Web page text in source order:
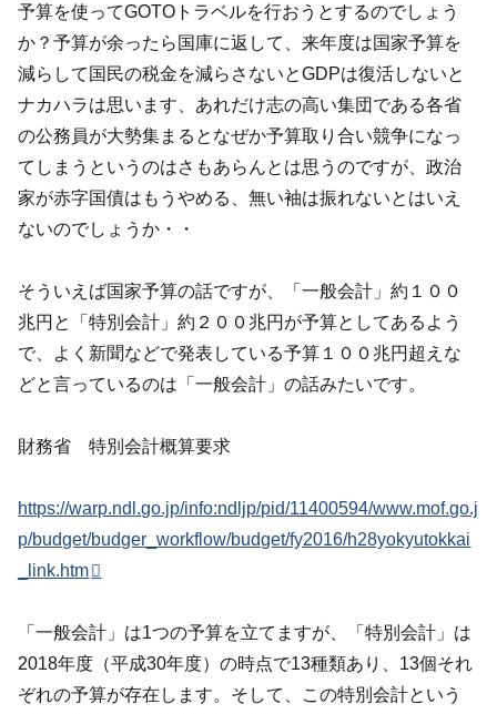
予算を使ってGOTOトラベルを行おうとするのでしょう
か？予算が余ったら国庫に返して、来年度は国家予算を
減らして国民の税金を減らさないとGDPは復活しないと
ナカハラは思います、あれだけ志の高い集団である各省
の公務員が大勢集まるとなぜか予算取り合い競争になっ
てしまうというのはさもあらんとは思うのですが、政治
家が赤字国債はもうやめる、無い袖は振れないとはいえ
ないのでしょうか・・
そういえば国家予算の話ですが、「一般会計」約１００
兆円と「特別会計」約２００兆円が予算としてあるよう
で、よく新聞などで発表している予算１００兆円超えな
どと言っているのは「一般会計」の話みたいです。
財務省 特別会計概算要求
https://warp.ndl.go.jp/info:ndljp/pid/11400594/www.mof.go.j
p/budget/budger_workflow/budget/fy2016/h28yokyutokkai
_link.htm
「一般会計」は1つの予算を立てますが、「特別会計」は
2018年度（平成30年度）の時点で13種類あり、13個それ
ぞれの予算が存在します。そして、この特別会計という